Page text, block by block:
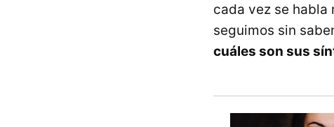
cada vez se habla
seguimos sin
cuáles son sus